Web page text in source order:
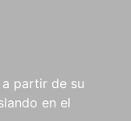
partir de su
en el